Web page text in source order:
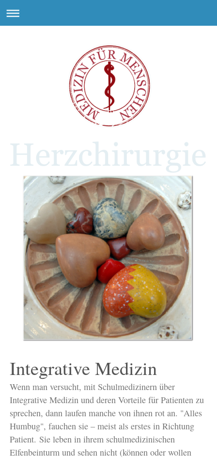
Integrative Medizin
Wenn man versucht, mit Schulmedizinern über
Integrative Medizin und deren Vorteile für Patienten zu
sprechen, dann laufen manche von ihnen rot an. "Alles
Humbug", fauchen sie – meist als erstes in Richtung
Patient. Sie leben in ihrem schulmedizinischen
Elfenbeinturm und sehen nicht (können oder wollen